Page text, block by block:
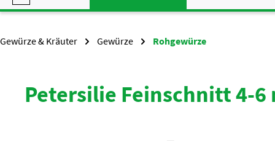
Gewürze & Kräuter Gewürze Rohgewürze
Petersilie Feinschnitt 4-6